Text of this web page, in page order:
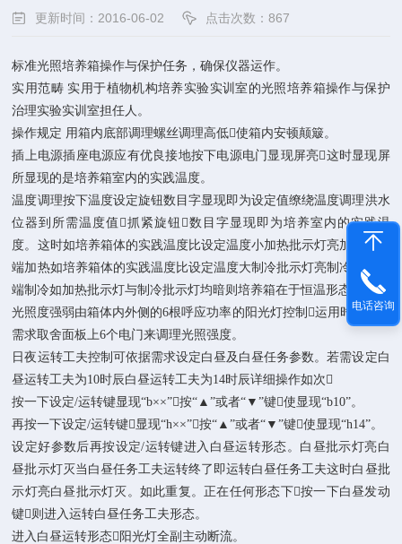
更新时间：2016-06-02 点击次数：867
标准光照培养箱操作与保护任务，确保仪器运作。
实用范畴 实用于植物机构培养实验实训室的光照培养箱操作与保护
治理实验实训室担任人。
操作规定 用箱内底部调理螺丝调理高低使箱内安顿颠簸。
插上电源插座电源应有优良接地按下电源电门显现屏亮这时显现屏
所显现的是培养箱室内的实践温度。
温度调理按下温度设定旋钮数目字显现即为设定值缭绕温度调理洪水
位器到所需温度值抓紧旋钮数目字显现即为培养室内的实践温
度。这时如培养箱体的实践温度比设定温度小加热批示灯亮加热器开
端加热如培养箱体的实践温度比设定温度大制冷批示灯亮制冷系统开
端制冷如加热批示灯与制冷批示灯均暗则培养箱在于恒温形态。
光照度强弱由箱体内外侧的6根呼应功率的阳光灯控制运用时可依据
需求取舍面板上6个电门来调理光照强度。
日夜运转工夫控制可依据需求设定白昼及白昼任务参数。若需设定白
昼运转工夫为10时辰白昼运转工夫为14时辰详细操作如次
按一下设定/运转键显现“b××”按“▲”或者“▼”键使显现“b10”。
再按一下设定/运转键显现“h××”按“▲”或者“▼”键使显现“h14”。
设定好参数后再按设定/运转键进入白昼运转形态。白昼批示灯亮白
昼批示灯灭当白昼任务工夫运转终了即运转白昼任务工夫这时白昼批
示灯亮白昼批示灯灭。如此重复。正在任何形态下按一下白昼发动
键则进入运转白昼任务工夫形态。
进入白昼运转形态阳光灯全副主动断流。
电话咨询